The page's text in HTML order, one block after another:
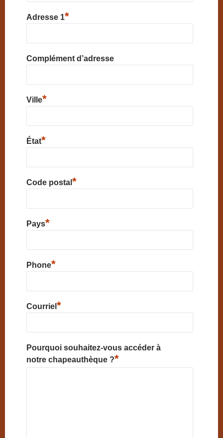
Adresse 1*
Complément d’adresse
Ville*
État*
Code postal *
Pays*
Phone*
Courriel *
Pourquoi souhaitez-vous accéder à
notre chapeauthèque ?*